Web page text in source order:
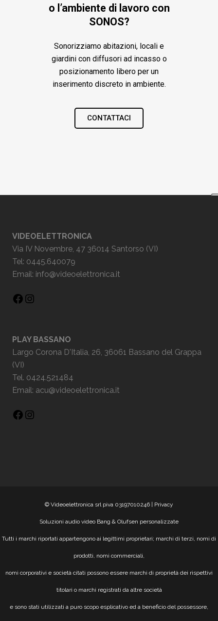
o l’ambiente di lavoro con
SONOS?
Sonorizziamo abitazioni, locali e
giardini con diffusori ad incasso o
posizionamento libero per un
inserimento discreto in ambiente.
CONTATTACI
VIDEOELETTRONICA
Via IV Novembre, 47 36014 Santorso (VI)
Tel: 0445.640079
Email: info@videoelettronica.it
PLAY BASSANO
Largo Corona D'Italia, 26, 36061 Bassano del Grappa
(VI)
Tel. 0424.521484
Email: acu@videoelettronica.it
© Videoelettronica srl piva 03197010246 | Privacy
Soluzioni audio video Bang & Olufsen personalizzate
Tutti i marchi riportati appartengono ai legittimi proprietari; marchi di terzi, nomi di
prodotti, nomi commerciali,
nomi corporativi e società citati possono essere marchi di proprietà dei rispettivi
titolari o marchi registrati da altre società
e sono stati utilizzati a puro scopo esplicativo ed a beneficio del possessore,